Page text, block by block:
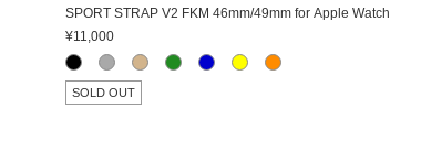
SPORT STRAP V2 FKM 46mm/49mm for Apple Watch
¥11,000
SOLD OUT